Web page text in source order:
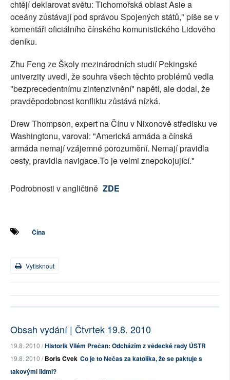
chtějí deklarovat světu: Tichomořská oblast Asie a
oceány zůstávají pod správou Spojených států," píše se v
komentáři oficiálního čínského komunistického Lidového
deníku.
Zhu Feng ze Školy mezinárodních studií Pekingské
univerzity uvedl, že souhra všech těchto problémů vedla
"bezprecedentnímu zintenzivnění" napětí, ale dodal, že
pravděpodobnost konfliktu zůstává nízká.
Drew Thompson, expert na Čínu v Nixonově středisku ve
Washingtonu, varoval: "Americká armáda a čínská
armáda nemají vzájemné porozumění. Nemají pravidla
cesty, pravidla navigace.To je velmi znepokojující."
Podrobnosti v angličtině ZDE
Čína
Vytisknout
Obsah vydání | Čtvrtek 19.8. 2010
19.8. 2010 /Historik Vilém Prečan: Odcházím z vědecké rady ÚSTR
19.8. 2010 /Boris Cvek Co je to Nečas za katolíka, že se paktuje s
takovými lidmi?